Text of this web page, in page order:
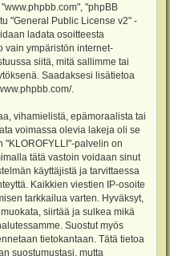
"phpBB
"General Public License v2" -
ladata osoitteesta
vain ympäristön internet-
siitä, mitä sallimme tai
Saadaksesi lisätietoa
.
vihamielistä, epämoraalista tai
voimassa olevia lakeja oli se
"KLOROFYLLI"-palvelin on
tätä vastoin voidaan sinut
käyttäjistä ja tarvittaessa
Kaikkien viestien IP-osoite
tarkkailua varten. Hyväksyt,
siirtää ja sulkea mikä
Suostut myös
tietokantaan. Tätä tietoa
suostumustasi, mutta